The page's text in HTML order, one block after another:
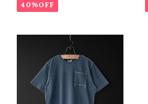
40%OFF